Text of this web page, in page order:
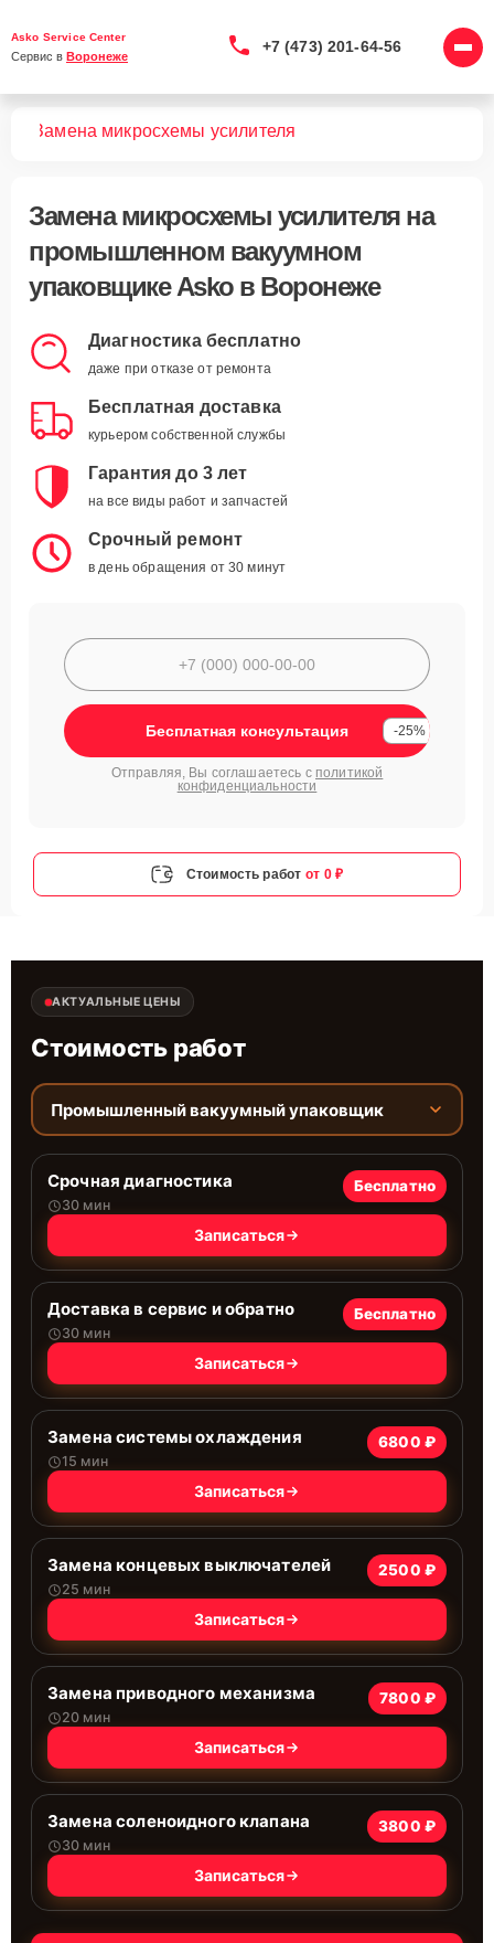
Asko Service Center
Сервис в Воронеже
+7 (473) 201-64-56
Замена микросхемы усилителя
Замена микросхемы усилителяна
промышленном вакуумном
упаковщике Asko в Воронеже
Диагностика бесплатно
даже при отказе от ремонта
Бесплатная доставка
курьером собственной службы
Гарантия до 3 лет
на все виды работ и запчастей
Срочный ремонт
в день обращения от 30 минут
Бесплатная консультация -25%
Отправляя, Вы соглашаетесь с политикой
конфиденциальности
Стоимость работ от 0 ₽
АКТУАЛЬНЫЕ ЦЕНЫ
Стоимость работ
Промышленный вакуумный упаковщик
Срочная диагностика
30 мин
Бесплатно
Записаться
Доставка в сервис и обратно
30 мин
Бесплатно
Записаться
Замена системы охлаждения
15 мин
6800 ₽
Записаться
Замена концевых выключателей
25 мин
2500 ₽
Записаться
Замена приводного механизма
20 мин
7800 ₽
Записаться
Замена соленоидного клапана
30 мин
3800 ₽
Записаться